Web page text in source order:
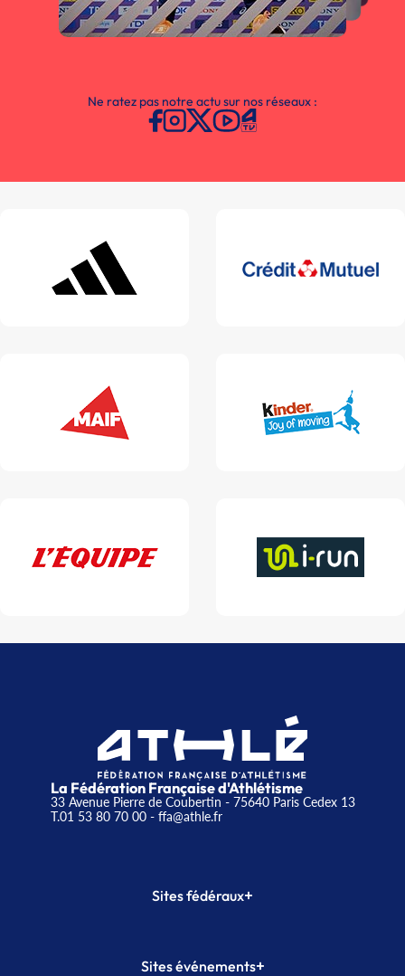
Ne ratez pas notre actu sur nos réseaux :
La Fédération Française d'Athlétisme
33 Avenue Pierre de Coubertin - 75640 Paris Cedex 13
T.01 53 80 70 00- ffa@athle.fr
Sites fédéraux+
Plateforme Formation
Sites événements+